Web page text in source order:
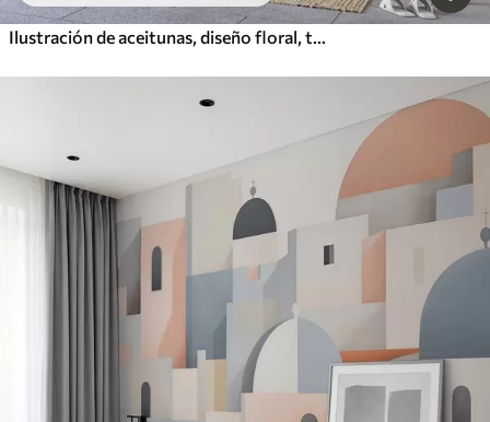
Ilustración de aceitunas, diseño floral, tropical, acuarela, hojas grandes, colores beige